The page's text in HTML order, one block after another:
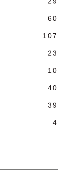
60
107
23
10
40
39
4